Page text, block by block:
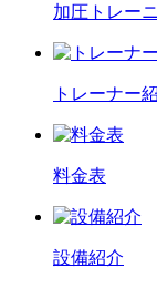
加圧トレー
トレーナー
料金表
設備紹介